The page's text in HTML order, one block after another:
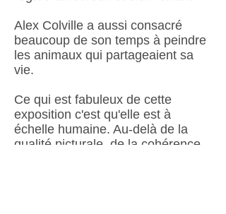
Alex Colville a aussi consacré
beaucoup de son temps à peindre
les animaux qui partageaient sa
vie.
Ce qui est fabuleux de cette
exposition c'est qu'elle est à
échelle humaine. Au-delà de la
qualité picturale, de la cohérence